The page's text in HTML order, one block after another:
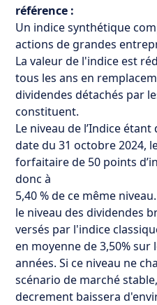
référence :
Un indice synthétique
actions de grandes
La valeur de l'indice est
tous les ans en
dividendes détachés par
constituent.
Le niveau de l’Indice
date du 31 octobre 2024,
forfaitaire de 50 points
donc à
5,40 % de ce même
le niveau des dividendes
versés par l'indice
en moyenne de 3,50% sur
années. Si ce niveau ne
scénario de marché
decrement baissera